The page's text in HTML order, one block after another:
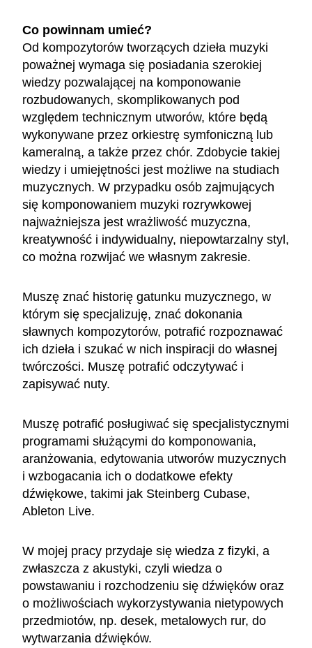
Co powinnam umieć?
Od kompozytorów tworzących dzieła muzyki
poważnej wymaga się posiadania szerokiej
wiedzy pozwalającej na komponowanie
rozbudowanych, skomplikowanych pod
względem technicznym utworów, które będą
wykonywane przez orkiestrę symfoniczną lub
kameralną, a także przez chór. Zdobycie takiej
wiedzy i umiejętności jest możliwe na studiach
muzycznych. W przypadku osób zajmujących
się komponowaniem muzyki rozrywkowej
najważniejsza jest wrażliwość muzyczna,
kreatywność i indywidualny, niepowtarzalny styl,
co można rozwijać we własnym zakresie.
Muszę znać historię gatunku muzycznego, w
którym się specjalizuję, znać dokonania
sławnych kompozytorów, potrafić rozpoznawać
ich dzieła i szukać w nich inspiracji do własnej
twórczości. Muszę potrafić odczytywać i
zapisywać nuty.
Muszę potrafić posługiwać się specjalistycznymi
programami służącymi do komponowania,
aranżowania, edytowania utworów muzycznych
i wzbogacania ich o dodatkowe efekty
dźwiękowe, takimi jak Steinberg Cubase,
Ableton Live.
W mojej pracy przydaje się wiedza z fizyki, a
zwłaszcza z akustyki, czyli wiedza o
powstawaniu i rozchodzeniu się dźwięków oraz
o możliwościach wykorzystywania nietypowych
przedmiotów, np. desek, metalowych rur, do
wytwarzania dźwięków.